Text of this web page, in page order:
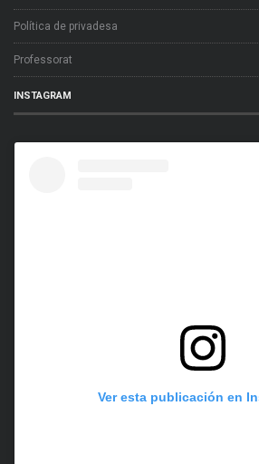
Política de privadesa
Professorat
INSTAGRAM
Ver esta publicación en